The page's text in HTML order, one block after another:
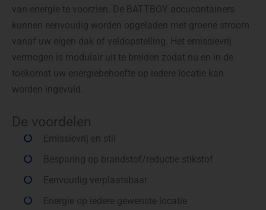
van energie te voorzien. De BATTBOY accucontainers
kunnen eenvoudig worden opgeladen met groene stroom
vanaf uw eigen dak of veldopstelling. Het emissievrij
vermogen is modulair uit te breiden zodat nu en in de
toekomst uw energiebehoefte op iedere locatie kan
worden ingevuld.
De voordelen
Emissievrij en stil
Besparing op brandstof/reductie stikstof
Eenvoudig verplaatsbaar
Energie op iedere gewenste locatie